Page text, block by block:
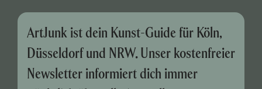
ArtJunk ist dein Kunst-Guide für Köln,
Düsseldorf und NRW. Unser kostenfreier
Newsletter informiert dich immer